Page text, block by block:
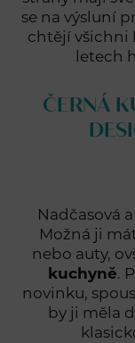
se na výsluní
chtějí všichni
letech
ČERNÁ
Nadčasová
Možná ji
nebo auty,
kuchyně.
novinku,
by ji měla